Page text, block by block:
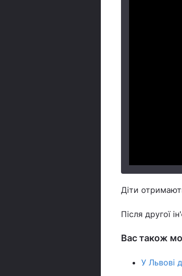
Діти
Після другої
Вас також
У Львові